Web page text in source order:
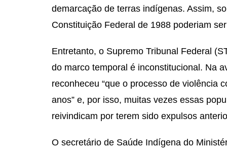
demarcação de terras indígenas. Assim,
Constituição Federal de 1988 poderiam
Entretanto, o Supremo Tribunal Federal
do marco temporal é inconstitucional. Na
reconheceu “que o processo de violência
anos” e, por isso, muitas vezes essas
reivindicam por terem sido expulsos
O secretário de Saúde Indígena do